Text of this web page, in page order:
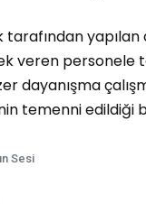
tarafından yapılan
veren personele
dayanışma
temenni edildiği
Sesi